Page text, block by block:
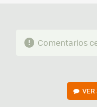
Comentarios
VER